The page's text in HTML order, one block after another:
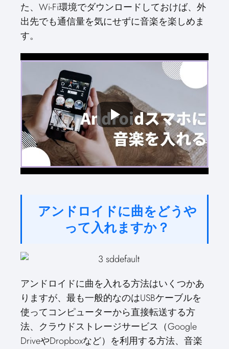
た、Wi-Fi環境でダウンロードしておけば、外
出先でも通信量を気にせずに音楽を楽しめま
す。
アンドロイドに曲をどうや
って入れますか？
アンドロイドに曲を入れる方法はいくつかあ
りますが、最も一般的なのはUSBケーブルを
使ってコンピューターから直接転送する方
法、クラウドストレージサービス（Google
DriveやDropboxなど）を利用する方法、音楽